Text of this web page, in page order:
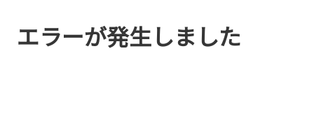
エラーが発生しました